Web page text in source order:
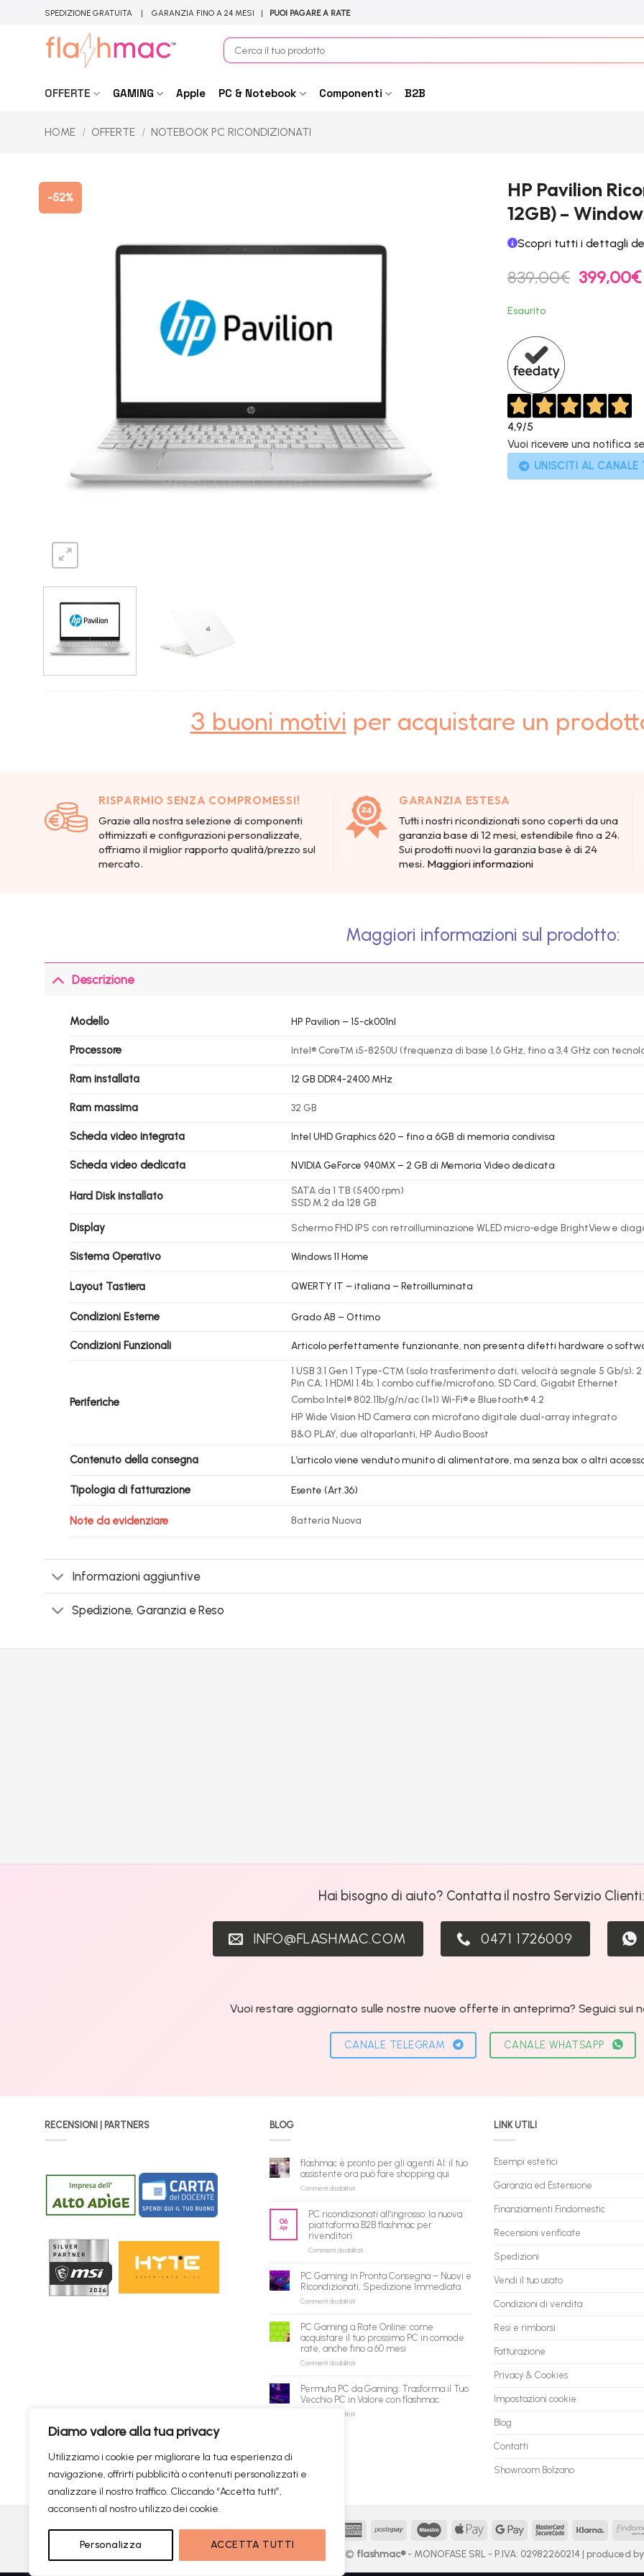
Diamo valore alla tua privacy
Utilizziamo i cookie per migliorare la tua esperienza di
navigazione, offrirti pubblicità o contenuti personalizzati e
analizzare il nostro traffico. Cliccando “Accetta tutti”,
acconsenti al nostro utilizzo dei cookie.
Personalizza ACCETTA TUTTI
SPEDIZIONE GRATUITA | GARANZIA FINO A 24 MESI | PUOI PAGARE A RATE
Cerca:
OFFERTE GAMING Apple PC & Notebook Componenti B2B
HOME / OFFERTE / NOTEBOOK PC RICONDIZIONATI
-52%
HP Pavilion
12GB) –
Scopri tutti i dettagli
839,00€ Il
prezzo
399,00€
Esaurito
4,9/5
Vuoi ricevere una notifica
UNISCITI AL CANALE
3 buoni motivi per acquistare un
RISPARMIO SENZA COMPROMESSI!
Grazie alla nostra selezione di componenti
ottimizzati e configurazioni personalizzate,
offriamo il miglior rapporto qualità/prezzo sul
mercato.
GARANZIA ESTESA
Tutti i nostri ricondizionati sono coperti da una
garanzia base di 12 mesi, estendibile fino a 24.
Sui prodotti nuovi la garanzia base è di 24
mesi. Maggiori informazioni
Maggiori informazioni sul prodotto:
Descrizione
Modello HP Pavilion – 15-ck001nl
Processore Intel® Core™ i5-8250U (frequenza di base 1,6 GHz, fino a 3,4 GHz con
Ram installata 12 GB DDR4-2400 MHz
Ram massima 32 GB
Scheda video integrata Intel UHD Graphics 620 – fino a 6GB di memoria condivisa
Scheda video dedicata NVIDIA GeForce 940MX – 2 GB di Memoria Video dedicata
Hard Disk installato
SATA da 1 TB (5400 rpm)
SSD M.2 da 128 GB
Display Schermo FHD IPS con retroilluminazione WLED micro-edge BrightView e
Sistema Operativo Windows 11 Home
Layout Tastiera QWERTY IT – italiana – Retroilluminata
Condizioni Esterne Grado AB – Ottimo
Condizioni Funzionali Articolo perfettamente funzionante, non presenta difetti hardware o
Periferiche
1 USB 3.1 Gen 1 Type-C™ (solo trasferimento dati, velocità segnale 5 Gb/s);
Pin CA; 1 HDMI 1.4b; 1 combo cuffie/microfono, SD Card, Gigabit Ethernet
Combo Intel® 802.11b/g/n/ac (1×1) Wi-Fi® e Bluetooth® 4.2
HP Wide Vision HD Camera con microfono digitale dual-array integrato
B&O PLAY, due altoparlanti, HP Audio Boost
Contenuto della consegna L’articolo viene venduto munito di alimentatore, ma senza box o altri
Tipologia di fatturazione Esente (Art.36)
Note da evidenziare Batteria Nuova
Informazioni aggiuntive
Spedizione, Garanzia e Reso
Hai bisogno di aiuto? Contatta il nostro Servizio
INFO@FLASHMAC.COM 0471 1726009
Vuoi restare aggiornato sulle nostre nuove offerte in anteprima? Seguici sui
CANALE TELEGRAM CANALE WHATSAPP
RECENSIONI | PARTNERS BLOG
flashmac è pronto per gli agenti AI: il tuo
assistente ora può fare shopping qui
Commenti disabilitatisu
pronto
per
agenti
tuo
assistente
shopping
qui
06
Apr
PC ricondizionati all’ingrosso: la nuova
piattaforma B2B flashmac per
rivenditori
Commenti disabilitatisu
all’ingrosso:
la
flashmac
per
rivenditori
PC Gaming in Pronta Consegna – Nuovi e
Ricondizionati, Spedizione Immediata
Commenti disabilitatisu
in
Pronta
Consegna
–
Ricondizionati,
Spedizione
PC Gaming a Rate Online: come
acquistare il tuo prossimo PC in comode
rate, anche fino a 60 mesi
Commenti disabilitatisu
a
Rate
Online:
fino
a
mesi
Permuta PC da Gaming: Trasforma il Tuo
Vecchio PC in Valore con flashmac
Commenti disabilitatisu
Valore
con
LINK UTILI
Esempi estetici
Garanzia ed Estensione
Finanziamenti Findomestic
Recensioni verificate
Spedizioni
Vendi il tuo usato
Condizioni di vendita
Resi e rimborsi
Fatturazione
Privacy & Cookies
Impostazioni cookie
Blog
Contatti
Showroom Bolzano
Visa PayPal MasterCardAmericanPostepay Maestro Apple
Google MasterCardKlarna
Copyright 2026 © flashmac®- MONOFASE SRL - P.IVA: 02982260214 | produced
RICERCHE DI TENDENZA ✦ Prodotti consigliati
Ricerca istantanea